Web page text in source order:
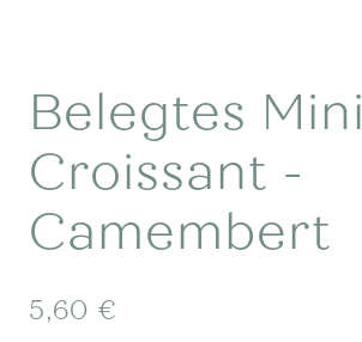
Belegtes Mini
Croissant -
Camembert
5,60 €